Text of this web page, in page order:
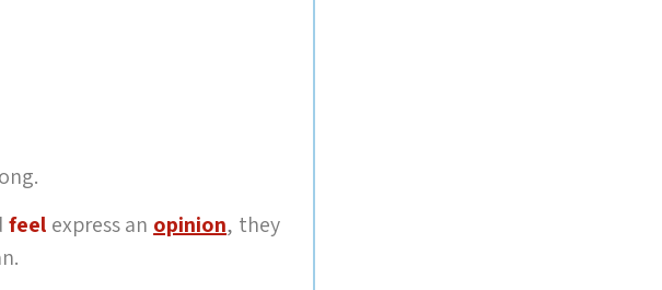
feel express an opinion, they